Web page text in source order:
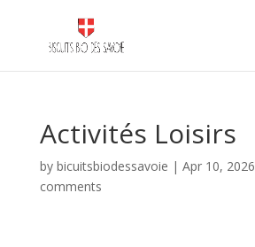
Activités Loisirs
by bicuitsbiodessavoie | Apr 10, 2026
comments